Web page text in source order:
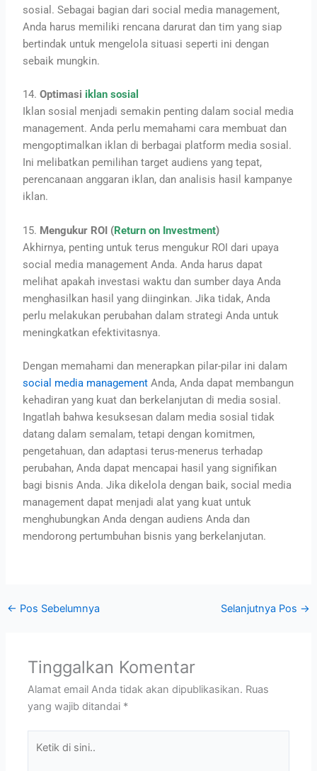
sosial. Sebagai bagian dari social media management,
Anda harus memiliki rencana darurat dan tim yang siap
bertindak untuk mengelola situasi seperti ini dengan
sebaik mungkin.
14.Optimasi iklan sosial
Iklan sosial menjadi semakin penting dalam social media
management. Anda perlu memahami cara membuat dan
mengoptimalkan iklan di berbagai platform media sosial.
Ini melibatkan pemilihan target audiens yang tepat,
perencanaan anggaran iklan, dan analisis hasil kampanye
iklan.
15. Mengukur ROI (Return on Investment)
Akhirnya, penting untuk terus mengukur ROI dari upaya
social media management Anda. Anda harus dapat
melihat apakah investasi waktu dan sumber daya Anda
menghasilkan hasil yang diinginkan. Jika tidak, Anda
perlu melakukan perubahan dalam strategi Anda untuk
meningkatkan efektivitasnya.
Dengan memahami dan menerapkan pilar-pilar ini dalam
social media management Anda, Anda dapat membangun
kehadiran yang kuat dan berkelanjutan di media sosial.
Ingatlah bahwa kesuksesan dalam media sosial tidak
datang dalam semalam, tetapi dengan komitmen,
pengetahuan, dan adaptasi terus-menerus terhadap
perubahan, Anda dapat mencapai hasil yang signifikan
bagi bisnis Anda. Jika dikelola dengan baik, social media
management dapat menjadi alat yang kuat untuk
menghubungkan Anda dengan audiens Anda dan
mendorong pertumbuhan bisnis yang berkelanjutan.
← Pos Sebelumnya Selanjutnya Pos →
Tinggalkan Komentar
Alamat email Anda tidak akan dipublikasikan. Ruas
yang wajib ditandai *